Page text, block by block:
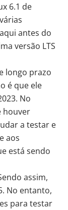
6.1 de
antes do
versão LTS
longo prazo
é que ele
No
houver
a testar e
aos
está sendo
assim,
No entanto,
para testar